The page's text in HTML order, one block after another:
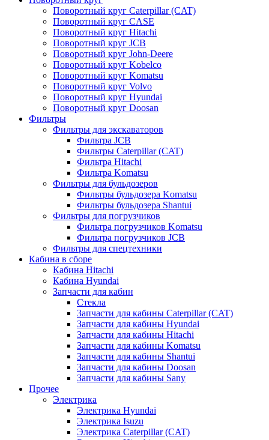
Поворотный круг Caterpillar (CAT)
Поворотный круг CASE
Поворотный круг Hitachi
Поворотный круг JCB
Поворотный круг John-Deere
Поворотный круг Kobelco
Поворотный круг Komatsu
Поворотный круг Volvo
Поворотный круг Hyundai
Поворотный круг Doosan
Фильтры
Фильтры для экскаваторов
Фильтра JCB
Фильтры Caterpillar (CAT)
Фильтра Hitachi
Фильтра Komatsu
Фильтры для бульдозеров
Фильтры бульдозера Komatsu
Фильтры бульдозера Shantui
Фильтры для погрузчиков
Фильтра погрузчиков Komatsu
Фильтра погрузчиков JCB
Фильтры для спецтехники
Кабина в сборе
Кабина Hitachi
Кабина Hyundai
Запчасти для кабин
Стекла
Запчасти для кабины Caterpillar (CAT)
Запчасти для кабины Hyundai
Запчасти для кабины Hitachi
Запчасти для кабины Komatsu
Запчасти для кабины Shantui
Запчасти для кабины Doosan
Запчасти для кабины Sany
Прочее
Электрика
Электрика Hyundai
Электрика Isuzu
Электрика Caterpillar (CAT)